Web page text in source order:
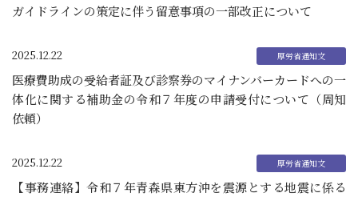
ガイドラインの策定に伴う留意事項の一部改正について
2025.12.22
医療費助成の受給者証及び診察券のマイナンバーカードへの一
体化に関する補助金の令和７年度の申請受付について（周知
依頼）
2025.12.22
【事務連絡】令和７年青森県東方沖を震源とする地震に係る